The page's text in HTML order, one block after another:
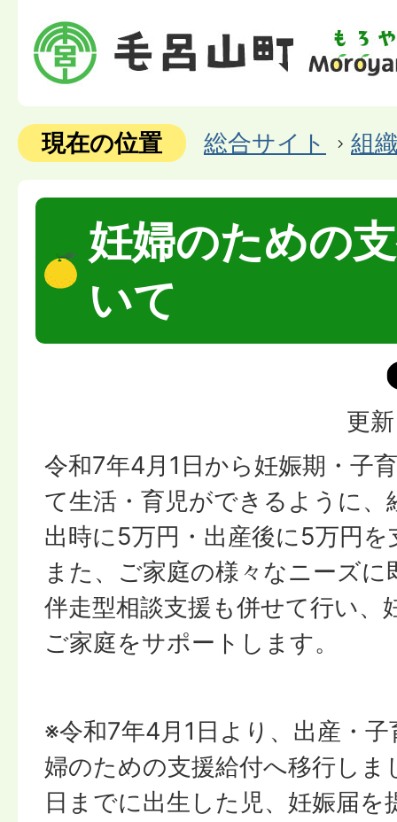
現在の位置 総合サイト 組
妊婦のための
いて
更
令和7年4月1日から妊娠期・子
て生活・育児ができるように、
出時に5万円・出産後に5万円
また、ご家庭の様々なニーズ
伴走型相談支援も併せて行い、
ご家庭をサポートします。
※令和7年4月1日より、出産・
婦のための支援給付へ移行しま
日までに出生した児、妊娠届を